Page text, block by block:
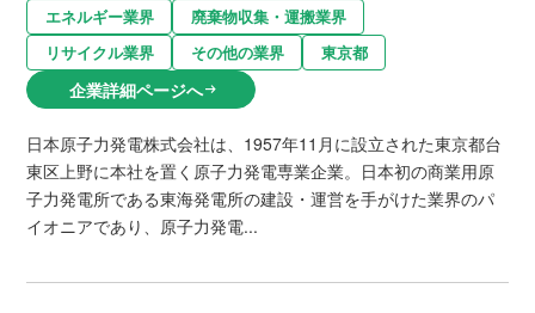
エネルギー業界
廃棄物収集・運搬業界
リサイクル業界
その他の業界 東京都
企業詳細ページへarrow_right_alt
日本原子力発電株式会社は、1957年11月に設立された東京都台
東区上野に本社を置く原子力発電専業企業。日本初の商業用原
子力発電所である東海発電所の建設・運営を手がけた業界のパ
イオニアであり、原子力発電...